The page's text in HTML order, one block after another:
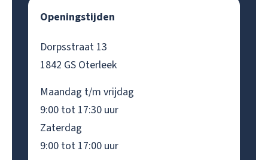
Openingstijden
Dorpsstraat 13
1842 GS Oterleek
Maandag t/m vrijdag
9:00 tot 17:30 uur
Zaterdag
9:00 tot 17:00 uur